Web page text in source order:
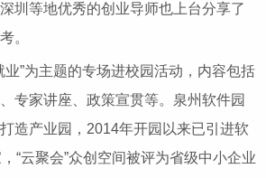
圳等地优秀的创业导师也上台分享了
。
”为主题的专场进校园活动，内容包括
专家讲座、政策宣贯等。泉州软件园
造产业园，2014年开园以来已引进软
“云聚会”众创空间被评为省级中小企业